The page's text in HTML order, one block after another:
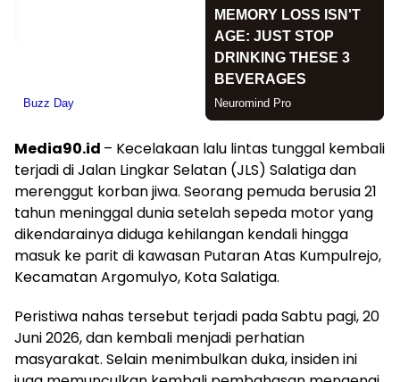
Media90.id – Kecelakaan lalu lintas tunggal kembali
terjadi di Jalan Lingkar Selatan (JLS) Salatiga dan
merenggut korban jiwa. Seorang pemuda berusia 21
tahun meninggal dunia setelah sepeda motor yang
dikendarainya diduga kehilangan kendali hingga
masuk ke parit di kawasan Putaran Atas Kumpulrejo,
Kecamatan Argomulyo, Kota Salatiga.
Peristiwa nahas tersebut terjadi pada Sabtu pagi, 20
Juni 2026, dan kembali menjadi perhatian
masyarakat. Selain menimbulkan duka, insiden ini